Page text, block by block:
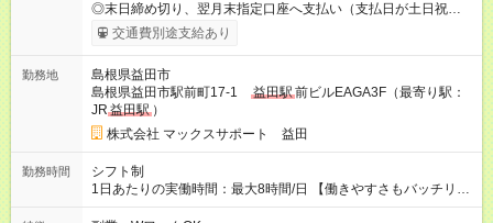
◎末日締め切り、翌月末指定口座へ支払い（支払日が土日祝日の
場合は、前倒し） 【試用期間】試用期間なし
交通費別途支給あり
勤務地
島根県益田市
島根県益田市駅前町17-1
益田駅前ビルEAGA3F（最寄り駅：
JR 益田駅 ）
株式会社 マックスサポート 益田
勤務時間
シフト制
1日あたりの実働時間：最大8時間/日 【働きやすさもバッチリ！
当社の魅力】 ■ ライフスタイルに合わせて働ける！ ・9時～18